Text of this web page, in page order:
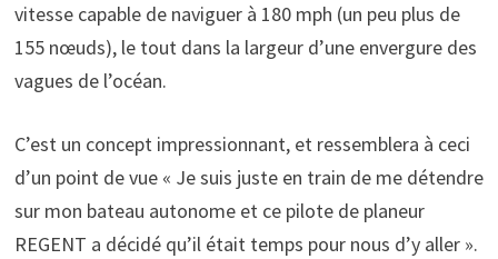
vitesse capable de naviguer à 180 mph (un peu plus de
155 nœuds), le tout dans la largeur d’une envergure des
vagues de l’océan.
C’est un concept impressionnant, et ressemblera à ceci
d’un point de vue « Je suis juste en train de me détendre
sur mon bateau autonome et ce pilote de planeur
REGENT a décidé qu’il était temps pour nous d’y aller ».